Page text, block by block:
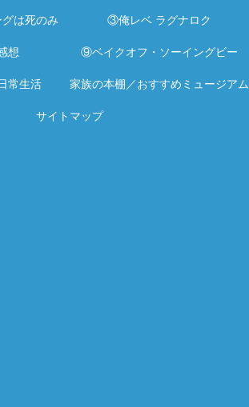
は死のみ ③俺レベ ラグナロク
想 ⑨ベイクオフ・ソーイングビー
常生活 家族の本棚／おすすめミュージアム
サイトマップ